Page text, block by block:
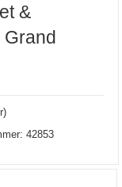
&
42853